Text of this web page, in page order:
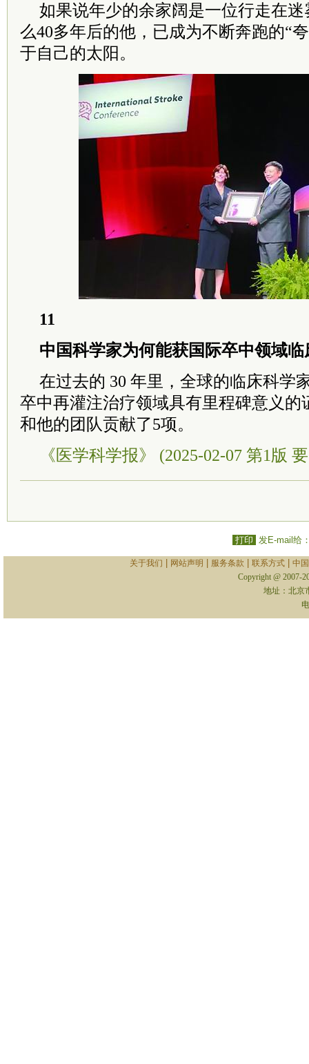
如果说年少的余家阔是一位行走在迷
么40多年后的他，已成为不断奔跑的“
于自己的太阳。
11
中国科学家为何能获国际卒中领域
在过去的 30 年里，全球的临床科学
卒中再灌注治疗领域具有里程碑意义的
和他的团队贡献了5项。
《医学科学报》 (2025-02-07 第1版
打印 发E-mail给
关于我们 网站声明 服务条款 联系方式| 中
Copyright @ 2007-
地址：北京